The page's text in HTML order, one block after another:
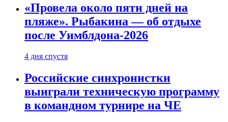
«Провела около пяти дней на
пляже». Рыбакина — об отдыхе
после Уимблдона-2026
4 дня спустя
Российские синхронистки
выиграли техническую программу
в командном турнире на ЧЕ